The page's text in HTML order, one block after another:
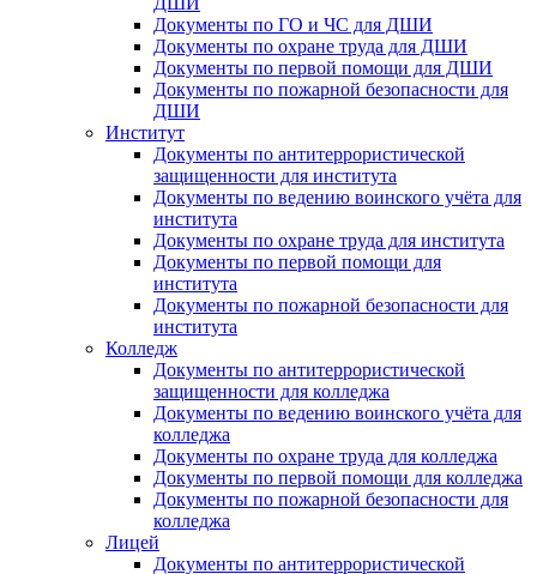
Документы по ГО и ЧС для ДШИ
Документы по охране труда для ДШИ
Документы по первой помощи для ДШИ
Документы по пожарной безопасности для
ДШИ
Институт
Документы по антитеррористической
защищенности для института
Документы по ведению воинского учёта для
института
Документы по охране труда для института
Документы по первой помощи для
института
Документы по пожарной безопасности для
института
Колледж
Документы по антитеррористической
защищенности для колледжа
Документы по ведению воинского учёта для
колледжа
Документы по охране труда для колледжа
Документы по первой помощи для колледжа
Документы по пожарной безопасности для
колледжа
Лицей
Документы по антитеррористической